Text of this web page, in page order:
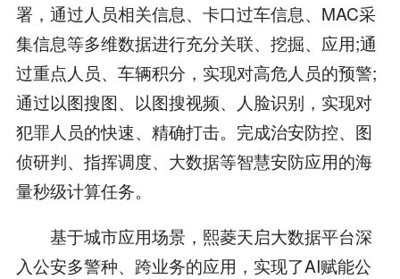
署，通过人员相关信息、卡口过车信息、MAC采
集信息等多维数据进行充分关联、挖掘、应用;通
过重点人员、车辆积分，实现对高危人员的预警;
通过以图搜图、以图搜视频、人脸识别，实现对
犯罪人员的快速、精确打击。完成治安防控、图
侦研判、指挥调度、大数据等智慧安防应用的海
量秒级计算任务。
基于城市应用场景，熙菱天启大数据平台深
入公安多警种、跨业务的应用，实现了AI赋能公